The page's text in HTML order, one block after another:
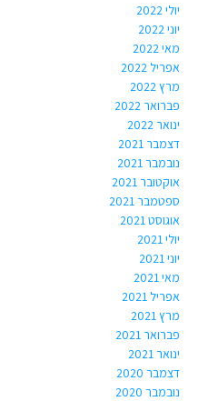
יולי 2022
יוני 2022
מאי 2022
אפריל 2022
מרץ 2022
פברואר 2022
ינואר 2022
דצמבר 2021
נובמבר 2021
אוקטובר 2021
ספטמבר 2021
אוגוסט 2021
יולי 2021
יוני 2021
מאי 2021
אפריל 2021
מרץ 2021
פברואר 2021
ינואר 2021
דצמבר 2020
נובמבר 2020